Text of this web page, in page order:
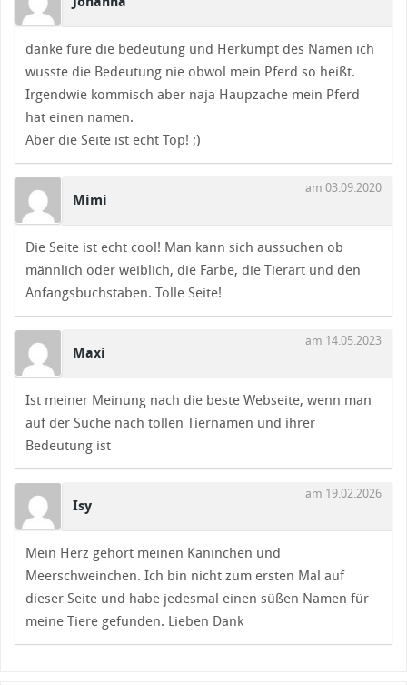
danke füre die bedeutung und Herkumpt des Namen ich
wusste die Bedeutung nie obwol mein Pferd so heißt.
Irgendwie kommisch aber naja Haupzache mein Pferd
hat einen namen.
Aber die Seite ist echt Top! ;)
Mimi
am 03.09.2020
Die Seite ist echt cool! Man kann sich aussuchen ob
männlich oder weiblich, die Farbe, die Tierart und den
Anfangsbuchstaben. Tolle Seite!
Maxi
am 14.05.2023
Ist meiner Meinung nach die beste Webseite, wenn man
auf der Suche nach tollen Tiernamen und ihrer
Bedeutung ist
Isy
am 19.02.2026
Mein Herz gehört meinen Kaninchen und
Meerschweinchen. Ich bin nicht zum ersten Mal auf
dieser Seite und habe jedesmal einen süßen Namen für
meine Tiere gefunden. Lieben Dank